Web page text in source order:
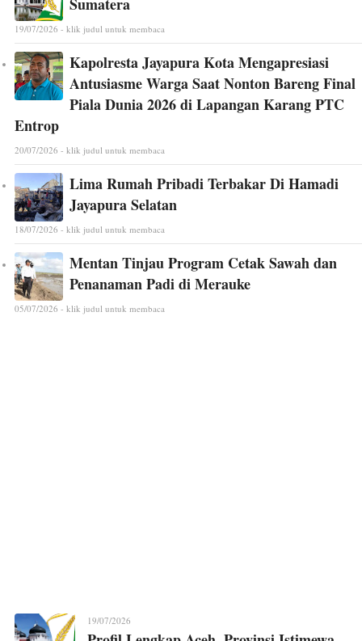
19/07/2026 - klik judul untuk membaca
Kapolresta Jayapura Kota Mengapresiasi
Antusiasme Warga Saat Nonton Bareng Final
Piala Dunia 2026 di Lapangan Karang PTC
Entrop
20/07/2026 - klik judul untuk membaca
Lima Rumah Pribadi Terbakar Di Hamadi
Jayapura Selatan
18/07/2026 - klik judul untuk membaca
Mentan Tinjau Program Cetak Sawah dan
Penanaman Padi di Merauke
05/07/2026 - klik judul untuk membaca
19/07/2026